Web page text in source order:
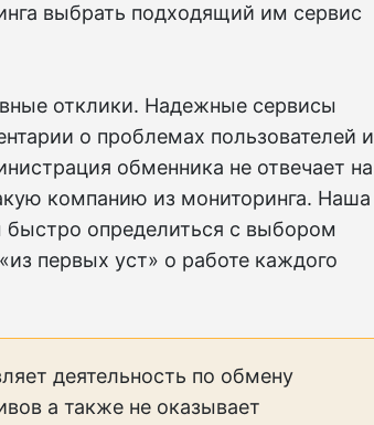
выбрать подходящий им сервис
отклики. Надежные сервисы
о проблемах пользователей и
обменника не отвечает на
компанию из мониторинга. Наша
быстро определиться с выбором
первых уст» о работе каждого
деятельность по обмену
а также не оказывает